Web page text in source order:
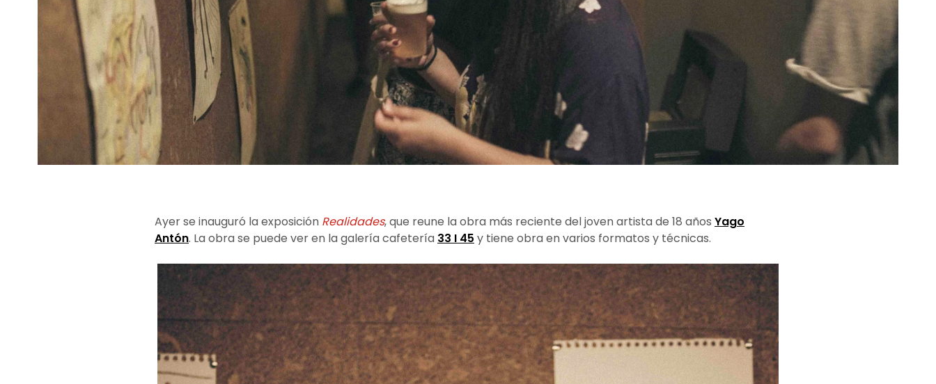
Ayer se inauguró la exposición Realidades, que reune la obra más reciente del joven artista de 18 años Yago
Antón. La obra se puede ver en la galería cafetería 33 I 45 y tiene obra en varios formatos y técnicas.